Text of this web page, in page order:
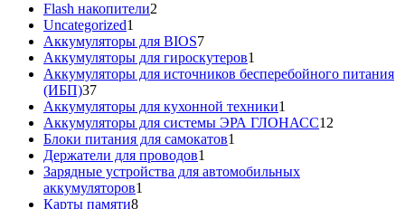
Flash накопители2
Uncategorized1
товар
Аккумуляторы для BIOS77
товаров
Аккумуляторы для гироскутеров1
товар
Аккумуляторы для источников бесперебойного питания
(ИБП)3737
товаров
Аккумуляторы для кухонной техники1
товар
Аккумуляторы для системы ЭРА ГЛОНАСС12
Блоки питания для самокатов1
Держатели для проводов1
товар
Зарядные устройства для автомобильных
аккумуляторов1
Карты памяти88